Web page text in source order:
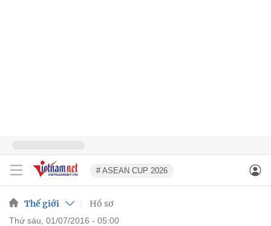
# ASEAN CUP 2026
Thế giới Hồ sơ
thứ sáu, 01/07/2016 - 05:00